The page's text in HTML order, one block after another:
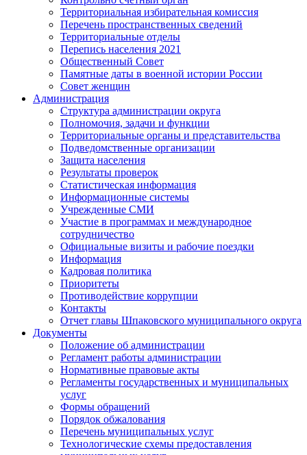
Территориальная избирательная комиссия
Перечень пространственных сведений
Территориальные отделы
Перепись населения 2021
Общественный Совет
Памятные даты в военной истории России
Совет женщин
Администрация
Структура администрации округа
Полномочия, задачи и функции
Территориальные органы и представительства
Подведомственные организации
Защита населения
Результаты проверок
Статистическая информация
Информационные системы
Учрежденные СМИ
Участие в программах и международное
сотрудничество
Официальные визиты и рабочие поездки
Информация
Кадровая политика
Приоритеты
Противодействие коррупции
Контакты
Отчет главы Шпаковского муниципального округа
Документы
Положение об администрации
Регламент работы администрации
Нормативные правовые акты
Регламенты государственных и муниципальных
услуг
Формы обращений
Порядок обжалования
Перечень муниципальных услуг
Технологические схемы предоставления